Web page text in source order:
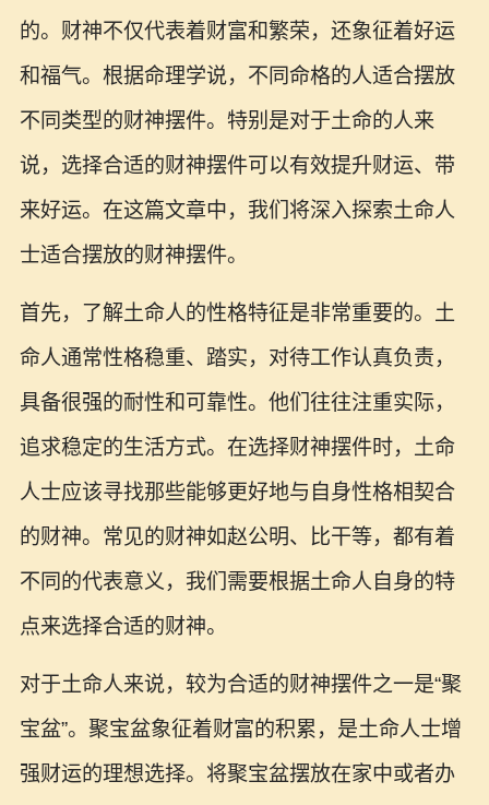
的。财神不仅代表着财富和繁荣，还象征着好运
和福气。根据命理学说，不同命格的人适合摆放
不同类型的财神摆件。特别是对于土命的人来
说，选择合适的财神摆件可以有效提升财运、带
来好运。在这篇文章中，我们将深入探索土命人
士适合摆放的财神摆件。
首先，了解土命人的性格特征是非常重要的。土
命人通常性格稳重、踏实，对待工作认真负责，
具备很强的耐性和可靠性。他们往往注重实际，
追求稳定的生活方式。在选择财神摆件时，土命
人士应该寻找那些能够更好地与自身性格相契合
的财神。常见的财神如赵公明、比干等，都有着
不同的代表意义，我们需要根据土命人自身的特
点来选择合适的财神。
对于土命人来说，较为合适的财神摆件之一是“聚
宝盆”。聚宝盆象征着财富的积累，是土命人士增
强财运的理想选择。将聚宝盆摆放在家中或者办